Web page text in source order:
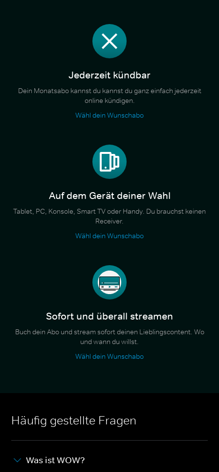
Jederzeit kündbar
Dein Monatsabo kannst du kannst du ganz einfach jederzeit
online kündigen.
Wähl dein Wunschabo
Auf dem Gerät deiner Wahl
Tablet, PC, Konsole, Smart TV oder Handy. Du brauchst keinen
Receiver.
Wähl dein Wunschabo
Sofort und überall streamen
Buch dein Abo und stream sofort deinen Lieblingscontent. Wo
und wann du willst.
Wähl dein Wunschabo
Häufig gestellte Fragen
Was ist WOW?